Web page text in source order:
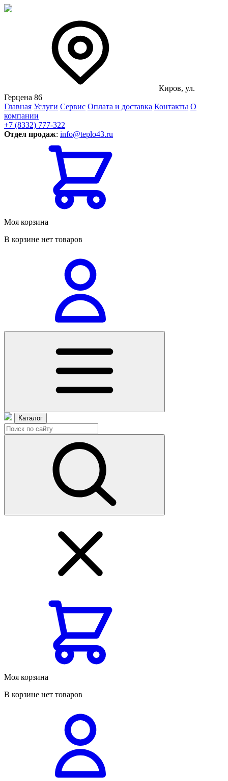
Киров, ул.
Герцена 86
Главная Услуги Сервис Оплата и доставка Контакты О
компании
+7 (8332) 777-322
Отдел продаж: info@teplo43.ru
Моя корзина
В корзине нет товаров
Каталог
Моя корзина
В корзине нет товаров